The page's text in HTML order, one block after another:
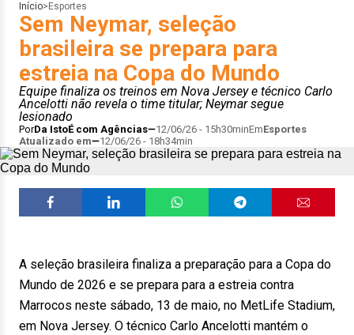
Início> Esportes
Sem Neymar, seleção
brasileira se prepara para
estreia na Copa do Mundo
Equipe finaliza os treinos em Nova Jersey e técnico Carlo
Ancelotti não revela o time titular; Neymar segue
lesionado
PorDa IstoÉ com Agências 12/06/26 - 15h30minEmEsportes
Atualizado em
12/06/26 - 18h34min
A seleção brasileira finaliza a preparação para a Copa do
Mundo de 2026 e se prepara para a estreia contra
Marrocos neste sábado, 13 de maio, no MetLife Stadium,
em Nova Jersey. O técnico Carlo Ancelotti mantém o